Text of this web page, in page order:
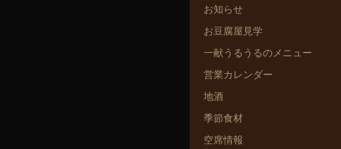
お知らせ
お豆腐屋見学
一献うるうるのメニュー
営業カレンダー
地酒
季節食材
空席情報